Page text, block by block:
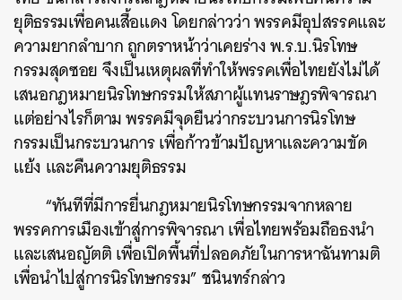
ยุติธรรมเพื่อคนเสื้อแดง โดยกล่าวว่า พรรคมีอุปสรรคและ
ความยากลำบาก ถูกตราหน้าว่าเคยร่าง พ.ร.บ.นิรโทษ
กรรมสุดซอย จึงเป็นเหตุผลที่ทำให้พรรคเพื่อไทยยังไม่ได้
เสนอกฎหมายนิรโทษกรรมให้สภาผู้แทนราษฎรพิจารณา
แต่อย่างไรก็ตาม พรรคมีจุดยืนว่ากระบวนการนิรโทษ
กรรมเป็นกระบวนการ เพื่อก้าวข้ามปัญหาและความขัด
แย้ง และคืนความยุติธรรม
“ทันทีที่มีการยื่นกฎหมายนิรโทษกรรมจากหลาย
พรรคการเมืองเข้าสู่การพิจารณา เพื่อไทยพร้อมถือธงนำ
และเสนอญัตติ เพื่อเปิดพื้นที่ปลอดภัยในการหาฉันทามติ
เพื่อนำไปสู่การนิรโทษกรรม” ชนินทร์กล่าว